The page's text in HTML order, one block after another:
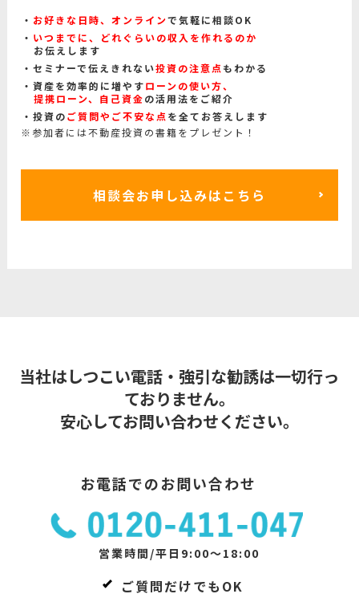
お好きな日時、オンラインで気軽に相談OK
いつまでに、どれぐらいの収入を作れるのか
お伝えします
セミナーで伝えきれない投資の注意点 もわかる
資産を効率的に増やすローンの使い方、
提携ローン、自己資金の活用法をご紹介
投資のご質問やご不安な点 を全てお答えします
※参加者には不動産投資の書籍をプレゼント！
相談会お申し込みはこちら
当社はしつこい電話・強引な勧誘は一切行っ
ておりません。
安心してお問い合わせください。
お電話でのお問い合わせ
営業時間/平日9:00～18:00
ご質問だけでもOK